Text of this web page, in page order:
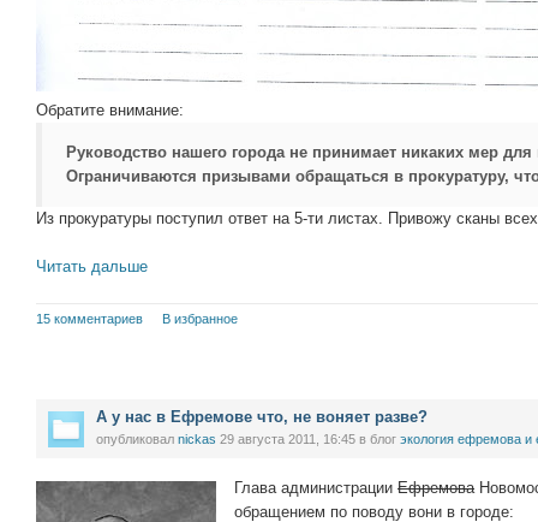
Обратите внимание:
Руководство нашего города не принимает никаких мер
Ограничиваются призывами обращаться в прокуратуру,
Из прокуратуры поступил ответ на 5-ти листах. Привожу сканы
Читать дальше
15 комментариев В избранное
А у нас в Ефремове что, не воняет разве?
опубликовал nickas 29 августа 2011, 16:45 в блог экология ефремова и
Глава администрации Ефремова
обращением по поводу вони в городе: